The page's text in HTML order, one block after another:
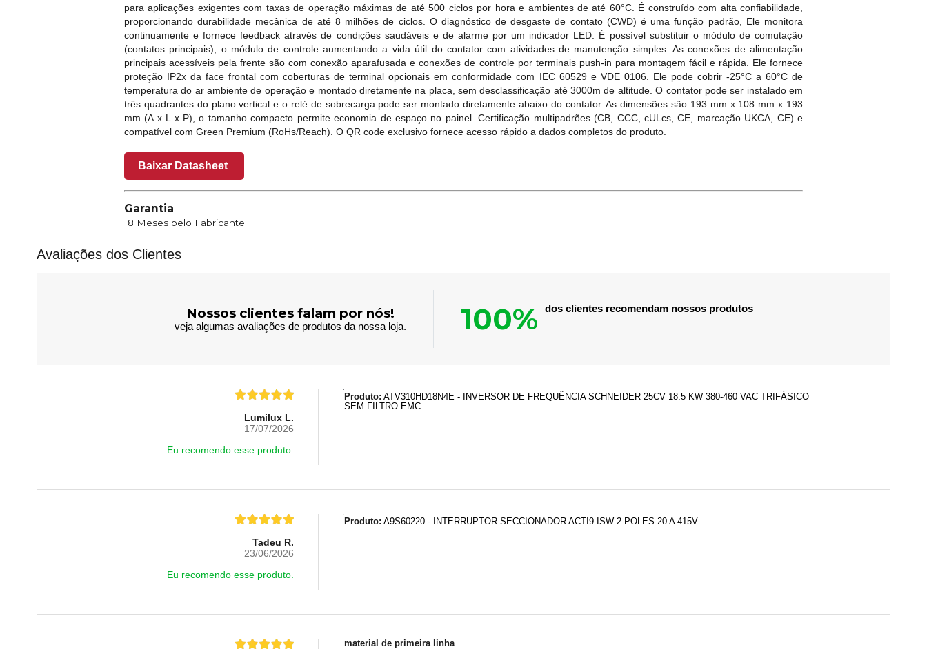
para aplicações exigentes com taxas de operação máximas de até 500 ciclos por hora e ambientes de até 60°C. É construído com alta confiabilidade,
proporcionando durabilidade mecânica de até 8 milhões de ciclos. O diagnóstico de desgaste de contato (CWD) é uma função padrão, Ele monitora
continuamente e fornece feedback através de condições saudáveis e de alarme por um indicador LED. É possível substituir o módulo de comutação
(contatos principais), o módulo de controle aumentando a vida útil do contator com atividades de manutenção simples. As conexões de alimentação
principais acessíveis pela frente são com conexão aparafusada e conexões de controle por terminais push-in para montagem fácil e rápida. Ele fornece
proteção IP2x da face frontal com coberturas de terminal opcionais em conformidade com IEC 60529 e VDE 0106. Ele pode cobrir -25°C a 60°C de
temperatura do ar ambiente de operação e montado diretamente na placa, sem desclassificação até 3000m de altitude. O contator pode ser instalado em
três quadrantes do plano vertical e o relé de sobrecarga pode ser montado diretamente abaixo do contator. As dimensões são 193 mm x 108 mm x 193
mm (A x L x P), o tamanho compacto permite economia de espaço no painel. Certificação multipadrões (CB, CCC, cULcs, CE, marcação UKCA, CE) e
compatível com Green Premium (RoHs/Reach). O QR code exclusivo fornece acesso rápido a dados completos do produto.
Baixar Datasheet
Garantia
18 Meses pelo Fabricante
Avaliações dos Clientes
Nossos clientes falam por nós!
veja algumas avaliações de produtos da nossa loja. 100% dos clientes recomendam nossos produtos
Lumilux L.
17/07/2026
Eu recomendo esse produto.
Produto: ATV310HD18N4E - INVERSOR DE FREQUÊNCIA SCHNEIDER 25CV 18.5 KW 380-460 VAC TRIFÁSICO
SEM FILTRO EMC
Tadeu R.
23/06/2026
Eu recomendo esse produto.
Produto: A9S60220 - INTERRUPTOR SECCIONADOR ACTI9 ISW 2 POLES 20 A 415V
material de primeira linha